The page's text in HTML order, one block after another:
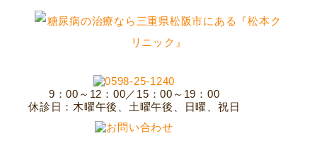
9：00～12：00／15：00～19：00
休診日：木曜午後、土曜午後、日曜、祝日